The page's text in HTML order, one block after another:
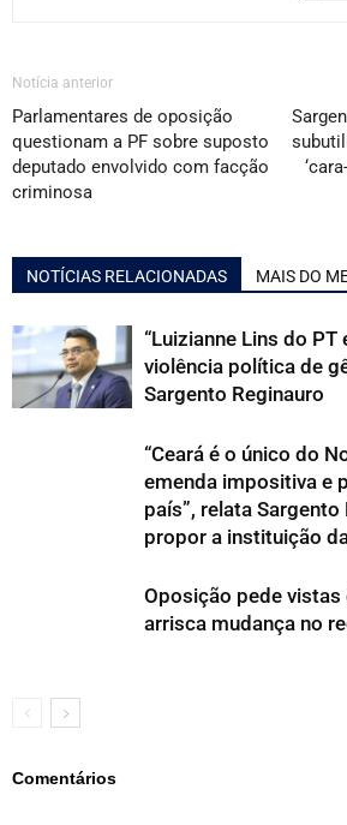
Notícia anterior
Parlamentares de oposição
questionam a PF sobre suposto
deputado envolvido com facção
criminosa
NOTÍCIAS RELACIONADAS MAIS DO
“Luizianne Lins do
violência política de
Sargento Reginauro
“Ceará é o único do
emenda impositiva e
país”, relata Sargento
propor a instituição
Oposição pede vistas
arrisca mudança no
Comentários